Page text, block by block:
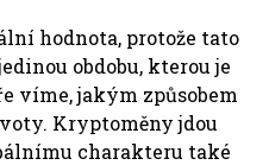
hodnota, protože tato
obdobu, kterou je
víme, jakým způsobem
Kryptoměny jdou
charakteru také